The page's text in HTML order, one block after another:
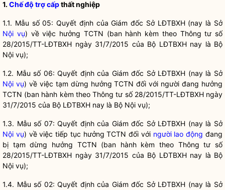
1.Chế độ trợ cấpthất nghiệp
1.1. Mẫu số 05: Quyết định của Giám đốc Sở LĐTBXH (nay là Sở
Nội vụ) về việc hưởng TCTN (ban hành kèm theo Thông tư số
28/2015/TT-LĐTBXH ngày 31/7/2015 của Bộ LĐTBXH nay là Bộ
Nội vụ);
1.2. Mẫu số 06: Quyết định của Giám đốc Sở LĐTBXH (nay là Sở
Nội vụ) về việc tạm dừng hưởng TCTN đối với người đang hưởng
TCTN (ban hành kèm theo Thông tư số 28/2015/TT-LĐTBXH ngày
31/7/2015 của Bộ LĐTBXH nay là Bộ Nội vụ);
1.3. Mẫu số 07: Quyết định của Giám đốc Sở LĐTBXH (nay là Sở
Nội vụ) về việc tiếp tục hưởng TCTN đối với người lao động đang
bị tạm dừng hưởng TCTN (ban hành kèm theo Thông tư số
28/2015/TT-LĐTBXH ngày 31/7/2015 của Bộ LĐTBXH nay là Bộ
Nội vụ);
1.4. Mẫu số 02: Quyết định của Giám đốc Sở LĐTBXH (nay là Sở